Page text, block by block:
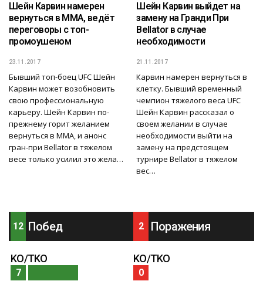
Шейн Карвин намерен
вернуться в ММА, ведёт
переговоры с топ-
промоушеном
23.11.2017
Бывший топ-боец UFC Шейн
Карвин может возобновить
свою профессиональную
карьеру. Шейн Карвин по-
прежнему горит желанием
вернуться в ММА, и анонс
гран-при Bellator в тяжелом
весе только усилил это жела…
Шейн Карвин выйдет на
замену на Гранди При
Bellator в случае
необходимости
21.11.2017
Карвин намерен вернуться в
клетку. Бывший временный
чемпион тяжелого веса UFC
Шейн Карвин рассказал о
своем желании в случае
необходимости выйти на
замену на предстоящем
турнире Bellator в тяжелом
вес…
12 Побед
KO/TKO
7
2 Поражения
KO/TKO
0